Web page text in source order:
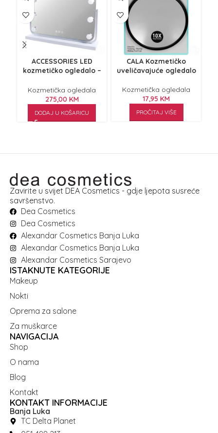
ACCESSORIES LED
kozmetičko ogledalo –
Kozmetička ogledala
275,00 KM
DODAJ U KOŠARICU
CALA Kozmetičko
uveličavajuće ogledalo
Kozmetička ogledala
17,95 KM
PROČITAJ VIŠE
Zavirite u svijet DEA Cosmetics - gdje ljepota susreće
savršenstvo.
Dea Cosmetics
Dea Cosmetics
Alexandar Cosmetics Banja Luka
Alexandar Cosmetics Banja Luka
Alexandar Cosmetics Sarajevo
ISTAKNUTE KATEGORIJE
Makeup
Nokti
Oprema za salone
Za muškarce
NAVIGACIJA
Shop
O nama
Blog
Kontakt
KONTAKT INFORMACIJE
Banja Luka
TC Delta Planet